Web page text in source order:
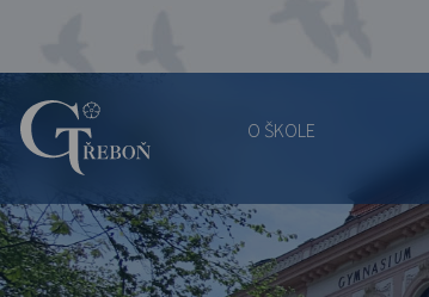
Gymnázium
Třeboň
O ŠKOLE